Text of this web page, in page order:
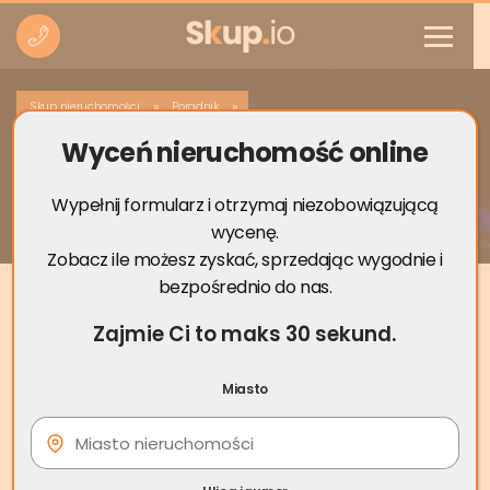
Skup nieruchomości » Poradnik »
Przepisanie nieruchomości a ogłoszenie
upadłości konsumenckiej
21 paźPrzepisanie
Wyceń nieruchomość online
Wypełnij formularz i otrzymaj niezobowiązującą
wycenę.
Zobacz ile możesz zyskać, sprzedając wygodnie i
bezpośrednio do nas.
Zajmie Ci to maks 30 sekund.
Miasto